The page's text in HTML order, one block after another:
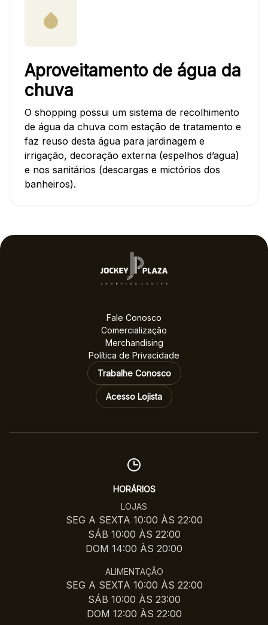
Aproveitamento de água da
chuva
O shopping possui um sistema de recolhimento
de água da chuva com estação de tratamento e
faz reuso desta água para jardinagem e
irrigação, decoração externa (espelhos d’agua)
e nos sanitários (descargas e mictórios dos
banheiros).
Fale Conosco
Comercialização
Merchandising
Política de Privacidade
Trabalhe Conosco
Acesso Lojista
HORÁRIOS
LOJAS
SEG A SEXTA 10:00 ÀS 22:00
SÁB 10:00 ÀS 22:00
DOM 14:00 ÀS 20:00
ALIMENTAÇÃO
SEG A SEXTA 10:00 ÀS 22:00
SÁB 10:00 ÀS 23:00
DOM 12:00 ÀS 22:00